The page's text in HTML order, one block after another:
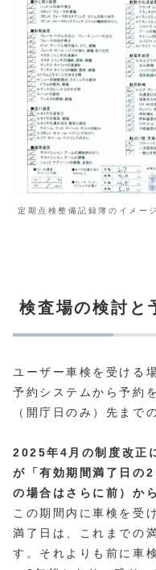
定期点検整備記録簿のイメージ
検査場の検討と
ユーザー車検を受ける
予約システムから予約
（開庁日のみ）先まで
2025年4月の制度改正
が「有効期間満了日の
の場合はさらに前）か
この期間内に車検を受
満了日は、これまでの
す。それよりも前に車